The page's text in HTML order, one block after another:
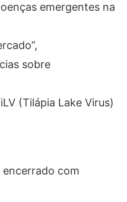
emergentes na
sobre
(Tilápia Lake Virus)
encerrado com